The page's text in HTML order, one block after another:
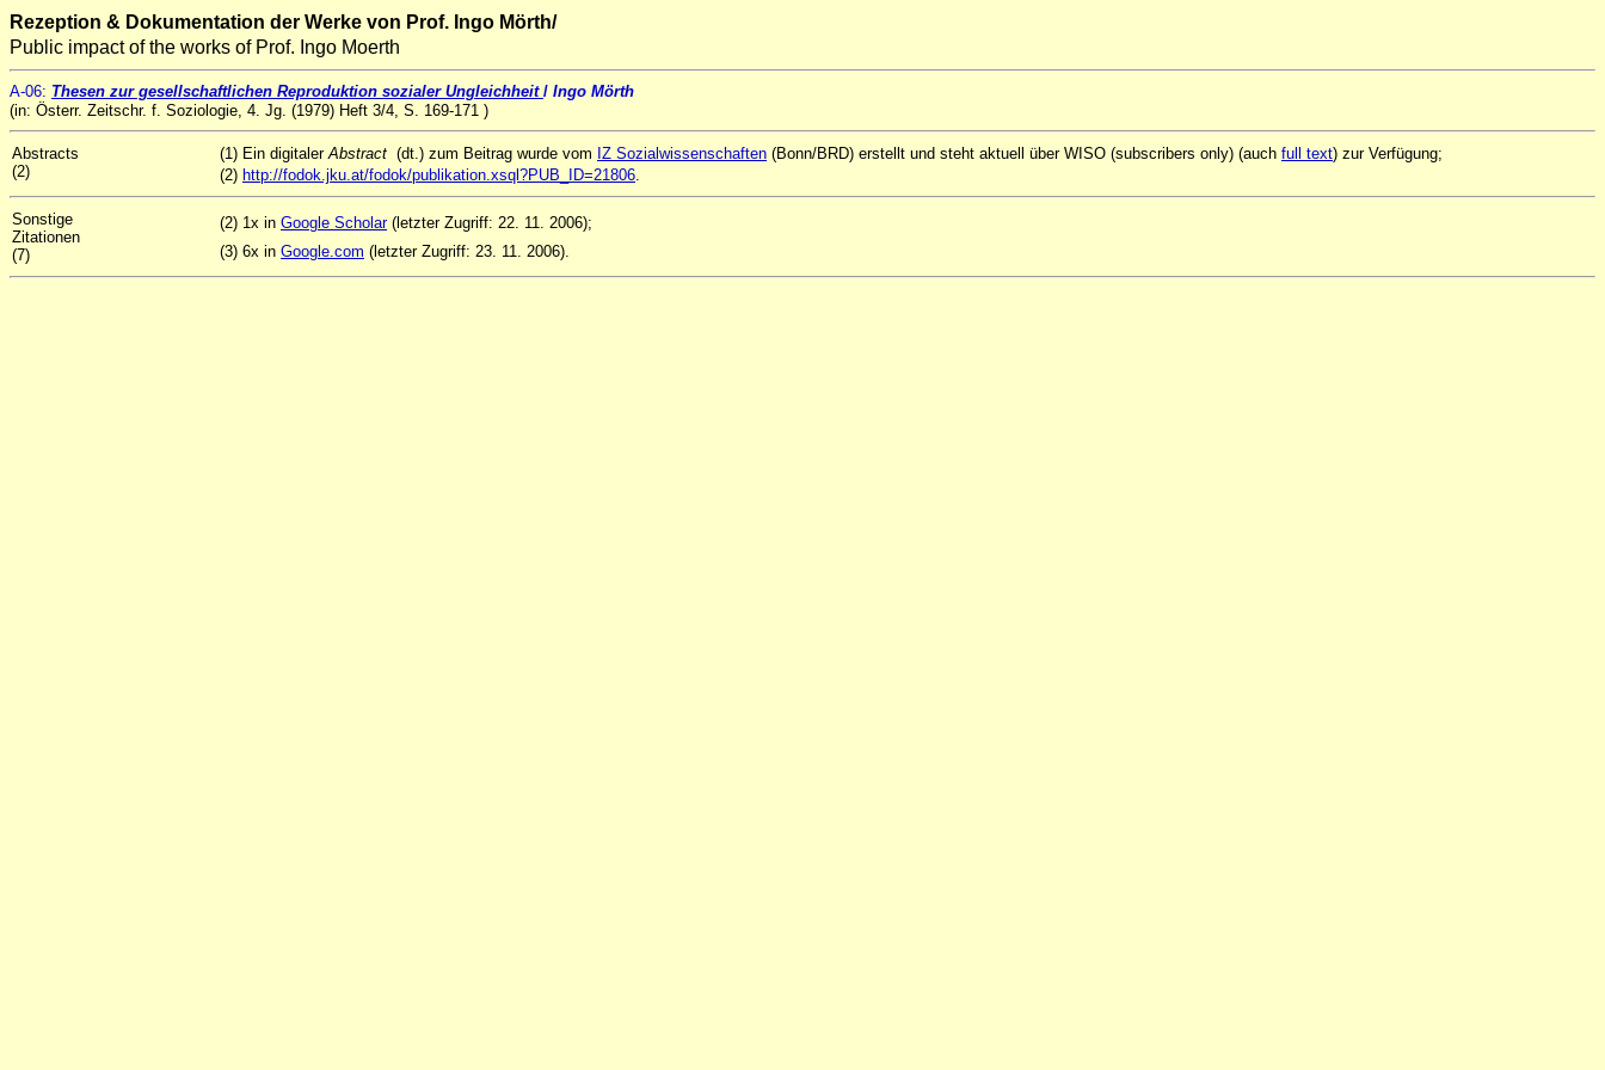
Rezeption & Dokumentation der Werke von Prof. Ingo Mörth/
Public impact of the works of Prof. Ingo Moerth
A-06: Thesen zur gesellschaftlichen Reproduktion sozialer Ungleichheit / Ingo Mörth
(in: Österr. Zeitschr. f. Soziologie, 4. Jg. (1979) Heft 3/4, S. 169-171 )
Abstracts
(2)
(1) Ein digitalerAbstract (dt.) zum Beitrag wurde vom IZ Sozialwissenschaften (Bonn/BRD) erstellt und steht aktuell über WISO (subscribers only) (auch full text) zur Verfügung;
(2) http://fodok.jku.at/fodok/publikation.xsql?PUB_ID=21806.
Sonstige
Zitationen
(7)
(2) 1x in Google Scholar(letzter Zugriff: 22. 11. 2006);
(3) 6x in Google.com (letzter Zugriff: 23. 11. 2006).